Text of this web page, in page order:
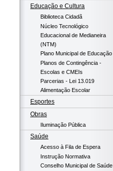
Educação e Cultura
Biblioteca Cidadã
Núcleo Tecnológico
Educacional de Medianeira
(NTM)
Plano Municipal de Educação
Planos de Contingência -
Escolas e CMEIs
Parcerias - Lei 13.019
Alimentação Escolar
Esportes
Obras
Iluminação Pública
Saúde
Acesso à Fila de Espera
Instrução Normativa
Conselho Municipal de Saúde